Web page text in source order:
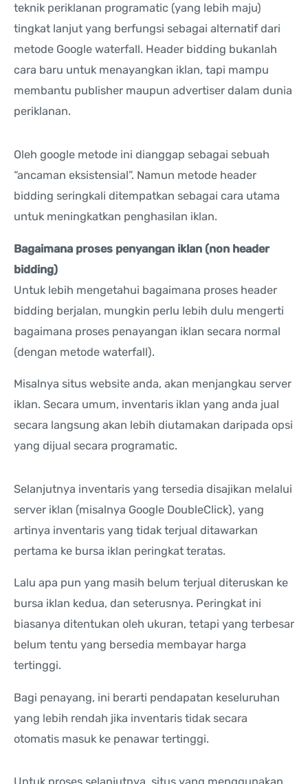
teknik periklanan programatic (yang lebih maju)
tingkat lanjut yang berfungsi sebagai alternatif dari
metode Google waterfall. Header bidding bukanlah
cara baru untuk menayangkan iklan, tapi mampu
membantu publisher maupun advertiser dalam dunia
periklanan.
Oleh google metode ini dianggap sebagai sebuah
“ancaman eksistensial”. Namun metode header
bidding seringkali ditempatkan sebagai cara utama
untuk meningkatkan penghasilan iklan.
Bagaimana proses penyangan iklan (non header
bidding)
Untuk lebih mengetahui bagaimana proses header
bidding berjalan, mungkin perlu lebih dulu mengerti
bagaimana proses penayangan iklan secara normal
(dengan metode waterfall).
Misalnya situs website anda, akan menjangkau server
iklan. Secara umum, inventaris iklan yang anda jual
secara langsung akan lebih diutamakan daripada opsi
yang dijual secara programatic.
Selanjutnya inventaris yang tersedia disajikan melalui
server iklan (misalnya Google DoubleClick), yang
artinya inventaris yang tidak terjual ditawarkan
pertama ke bursa iklan peringkat teratas.
Lalu apa pun yang masih belum terjual diteruskan ke
bursa iklan kedua, dan seterusnya. Peringkat ini
biasanya ditentukan oleh ukuran, tetapi yang terbesar
belum tentu yang bersedia membayar harga
tertinggi.
Bagi penayang, ini berarti pendapatan keseluruhan
yang lebih rendah jika inventaris tidak secara
otomatis masuk ke penawar tertinggi.